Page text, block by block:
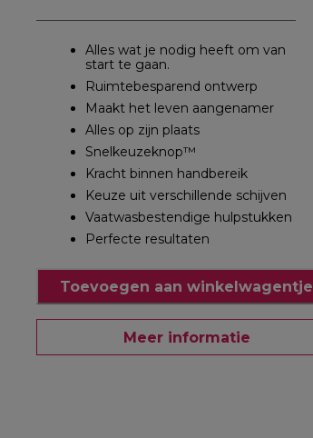
Alles wat je nodig heeft om van
start te gaan.
Ruimtebesparend ontwerp
Maakt het leven aangenamer
Alles op zijn plaats
Snelkeuzeknop™
Kracht binnen handbereik
Keuze uit verschillende schijven
Vaatwasbestendige hulpstukken
Perfecte resultaten
Toevoegen aan winkelwagentje
Meer informatie